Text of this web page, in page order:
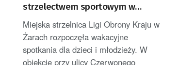
strzelectwem sportowym w
Żarach
Miejska strzelnica Ligi Obrony Kraju w
Żarach rozpoczęła wakacyjne
spotkania dla dzieci i młodzieży. W
obiekcie przy ulicy Czerwonego